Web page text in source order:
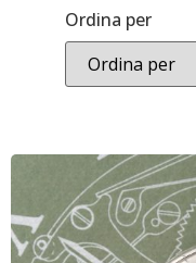
Ordina per